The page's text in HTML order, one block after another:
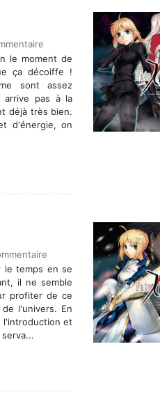
le moment de
ça décoiffe !
sont assez
pas à la
déjà très bien.
d'énergie, on
le temps en se
il ne semble
profiter de ce
l'univers. En
l'introduction et